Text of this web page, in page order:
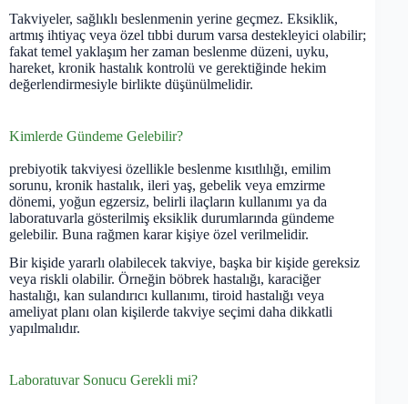
Takviyeler, sağlıklı beslenmenin yerine geçmez. Eksiklik,
artmış ihtiyaç veya özel tıbbi durum varsa destekleyici olabilir;
fakat temel yaklaşım her zaman beslenme düzeni, uyku,
hareket, kronik hastalık kontrolü ve gerektiğinde hekim
değerlendirmesiyle birlikte düşünülmelidir.
Kimlerde Gündeme Gelebilir?
prebiyotik takviyesi özellikle beslenme kısıtlılığı, emilim
sorunu, kronik hastalık, ileri yaş, gebelik veya emzirme
dönemi, yoğun egzersiz, belirli ilaçların kullanımı ya da
laboratuvarla gösterilmiş eksiklik durumlarında gündeme
gelebilir. Buna rağmen karar kişiye özel verilmelidir.
Bir kişide yararlı olabilecek takviye, başka bir kişide gereksiz
veya riskli olabilir. Örneğin böbrek hastalığı, karaciğer
hastalığı, kan sulandırıcı kullanımı, tiroid hastalığı veya
ameliyat planı olan kişilerde takviye seçimi daha dikkatli
yapılmalıdır.
Laboratuvar Sonucu Gerekli mi?